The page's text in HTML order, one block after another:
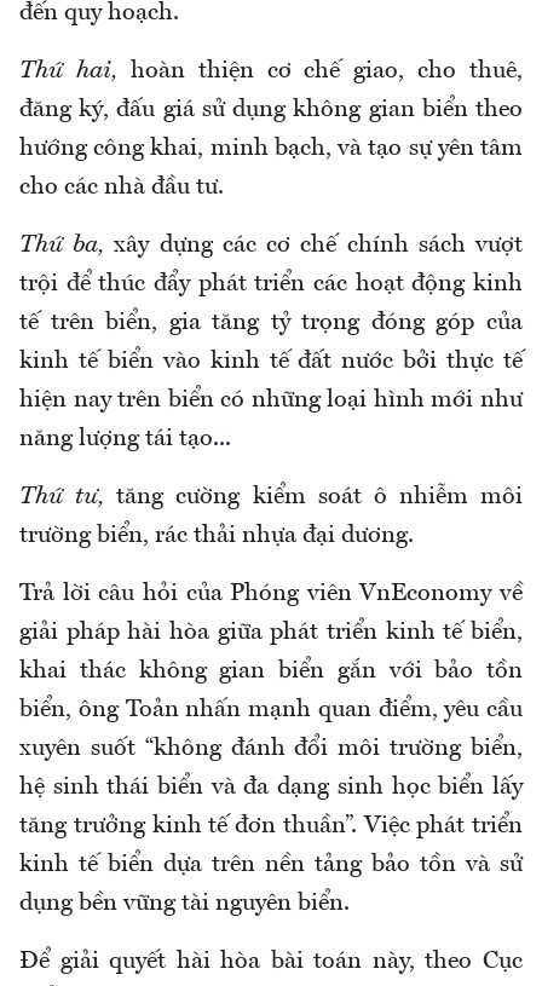
đến quy hoạch.
Thứ hai, hoàn thiện cơ chế giao, cho thuê,
đăng ký, đấu giá sử dụng không gian biển theo
hướng công khai, minh bạch, và tạo sự yên tâm
cho các nhà đầu tư.
Thứ ba, xây dựng các cơ chế chính sách vượt
trội để thúc đẩy phát triển các hoạt động kinh
tế trên biển, gia tăng tỷ trọng đóng góp của
kinh tế biển vào kinh tế đất nước bởi thực tế
hiện nay trên biển có những loại hình mới như
năng lượng tái tạo...
Thứ tư, tăng cường kiểm soát ô nhiễm môi
trường biển, rác thải nhựa đại dương.
Trả lời câu hỏi của Phóng viên VnEconomy về
giải pháp hài hòa giữa phát triển kinh tế biển,
khai thác không gian biển gắn với bảo tồn
biển, ông Toản nhấn mạnh quan điểm, yêu cầu
xuyên suốt “không đánh đổi môi trường biển,
hệ sinh thái biển và đa dạng sinh học biển lấy
tăng trưởng kinh tế đơn thuần”. Việc phát triển
kinh tế biển dựa trên nền tảng bảo tồn và sử
dụng bền vững tài nguyên biển.
Để giải quyết hài hòa bài toán này, theo Cục